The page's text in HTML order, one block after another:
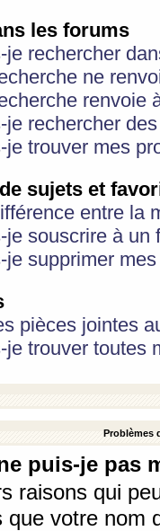
les forums
je rechercher
ne
renvoie
je rechercher
je trouver mes
sujets et
entre la
je souscrire à
je supprimer
pièces jointes
je trouver toutes
Problèmes
puis-je pas
raisons qui
que votre nom